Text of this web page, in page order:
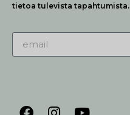
tietoa tulevista tapahtumista.